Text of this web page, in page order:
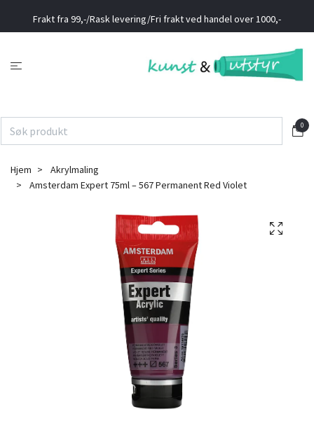
Frakt fra 99,-/Rask levering/Fri frakt ved handel over 1000,-
0
Hjem
Akrylmaling
Amsterdam Expert 75ml – 567 Permanent Red Violet